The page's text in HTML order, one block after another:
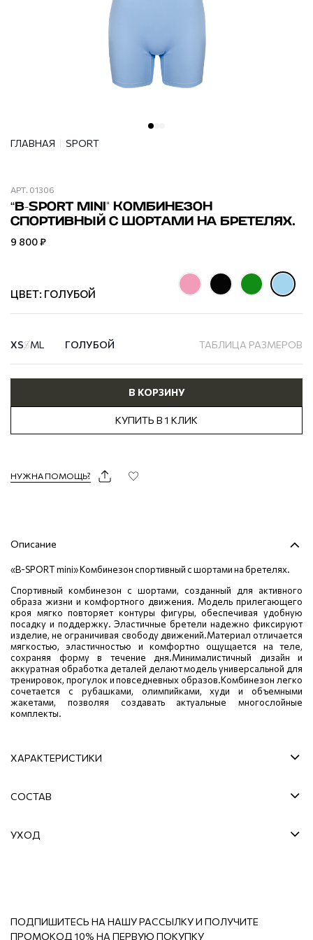
ГЛАВНАЯ SPORT
АРТ. 01306
“B-SPORT MINI" КОМБИНЕЗОН
СПОРТИВНЫЙ С ШОРТАМИ НА БРЕТЕЛЯХ.
9 800 ₽
ЦВЕТ: ГОЛУБОЙ
В КОРЗИНУ
КУПИТЬ В 1 КЛИК
XSSML ГОЛУБОЙ ТАБЛИЦА РАЗМЕРОВ
НУЖНА ПОМОЩЬ?
Описание
«B-SPORT mini» Комбинезон спортивный с шортами на бретелях.
Спортивный комбинезон с шортами, созданный для активного
образа жизни и комфортного движения. Модель прилегающего
кроя мягко повторяет контуры фигуры, обеспечивая удобную
посадку и поддержку. Эластичные бретели надежно фиксируют
изделие, не ограничивая свободу движений.Материал отличается
мягкостью, эластичностью и комфортно ощущается на теле,
сохраняя форму в течение дня.Минималистичный дизайн и
аккуратная обработка деталей делают модель универсальной для
тренировок, прогулок и повседневных образов.Комбинезон легко
сочетается с рубашками, олимпийками, худи и объемными
жакетами, позволяя создавать актуальные многослойные
комплекты.
ХАРАКТЕРИСТИКИ
СОСТАВ
УХОД
ПОДПИШИТЕСЬ НА НАШУ РАССЫЛКУ И ПОЛУЧИТЕ
ПРОМОКОД 10% НА ПЕРВУЮ ПОКУПКУ